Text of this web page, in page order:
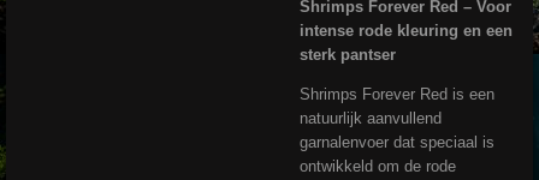
Shrimps Forever Red – Voor
intense rode kleuring en een
sterk pantser
Shrimps Forever Red is een
natuurlijk aanvullend
garnalenvoer dat speciaal is
ontwikkeld om de rode